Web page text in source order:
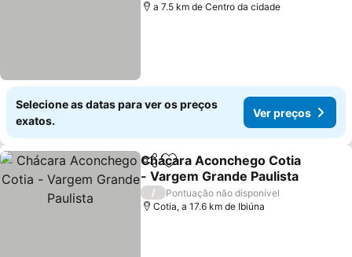
a 7.5 km de Centro da cidade
Selecione as datas para ver os preços
exatos.
Ver preços
PartilharAdicionar aos favoritos
Chácara Aconchego Cotia
- Vargem Grande Paulista
/
Pontuação não disponível
Cotia, a 17.6 km de Ibiúna